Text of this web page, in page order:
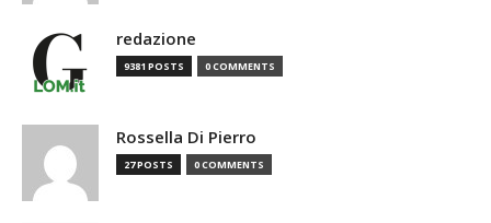
redazione
9381 POSTS 0 COMMENTS
Rossella Di Pierro
27 POSTS 0 COMMENTS